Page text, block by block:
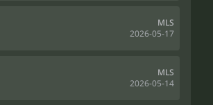
MLS
2026-05-17
MLS
2026-05-14